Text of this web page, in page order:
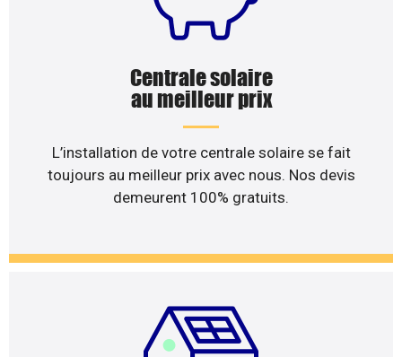
Centrale solaire
au meilleur prix
L’installation de votre centrale solaire se fait
toujours au meilleur prix avec nous. Nos devis
demeurent 100% gratuits.